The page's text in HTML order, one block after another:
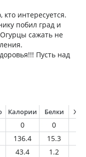
интересуется.
побил град и
сажать не
Пусть над
Калории Белки
0 0
136.4 15.3
43.4 1.2